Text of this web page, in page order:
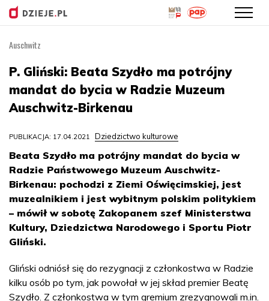
treści
Auschwitz
P. Gliński: Beata Szydło ma potrójny
mandat do bycia w Radzie Muzeum
Auschwitz-Birkenau
PUBLIKACJA: 17.04.2021 Dziedzictwo kulturowe
Beata Szydło ma potrójny mandat do bycia w
Radzie Państwowego Muzeum Auschwitz-
Birkenau: pochodzi z Ziemi Oświęcimskiej, jest
muzealnikiem i jest wybitnym polskim politykiem
– mówił w sobotę Zakopanem szef Ministerstwa
Kultury, Dziedzictwa Narodowego i Sportu Piotr
Gliński.
Gliński odniósł się do rezygnacji z członkostwa w Radzie
kilku osób po tym, jak powołał w jej skład premier Beatę
Szydło. Z członkostwa w tym gremium zrezygnowali m.in.